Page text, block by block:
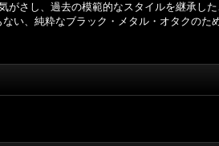
さし、過去の模範的なスタイルを継承し
い、純粋なブラック・メタル・オタクの